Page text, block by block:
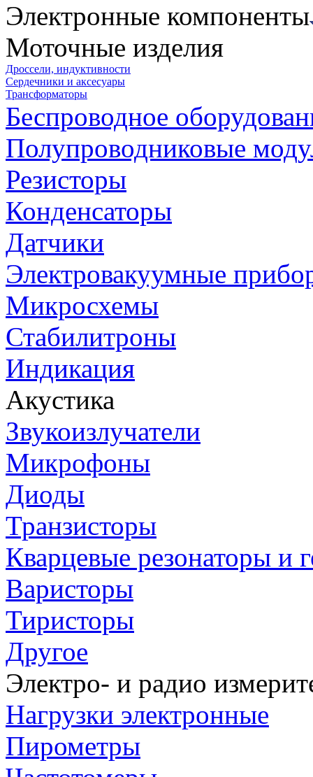
Электронные компоненты
Моточные изделия
Дроссели, индуктивности
Сердечники и аксесуары
Трансформаторы
Беспроводное
Полупроводниковые
Резисторы
Конденсаторы
Датчики
Электровакуумные
Микросхемы
Стабилитроны
Индикация
Акустика
Звукоизлучатели
Микрофоны
Диоды
Транзисторы
Кварцевые резонаторы и
Варисторы
Тиристоры
Другое
Электро- и радио
Нагрузки электронные
Пирометры